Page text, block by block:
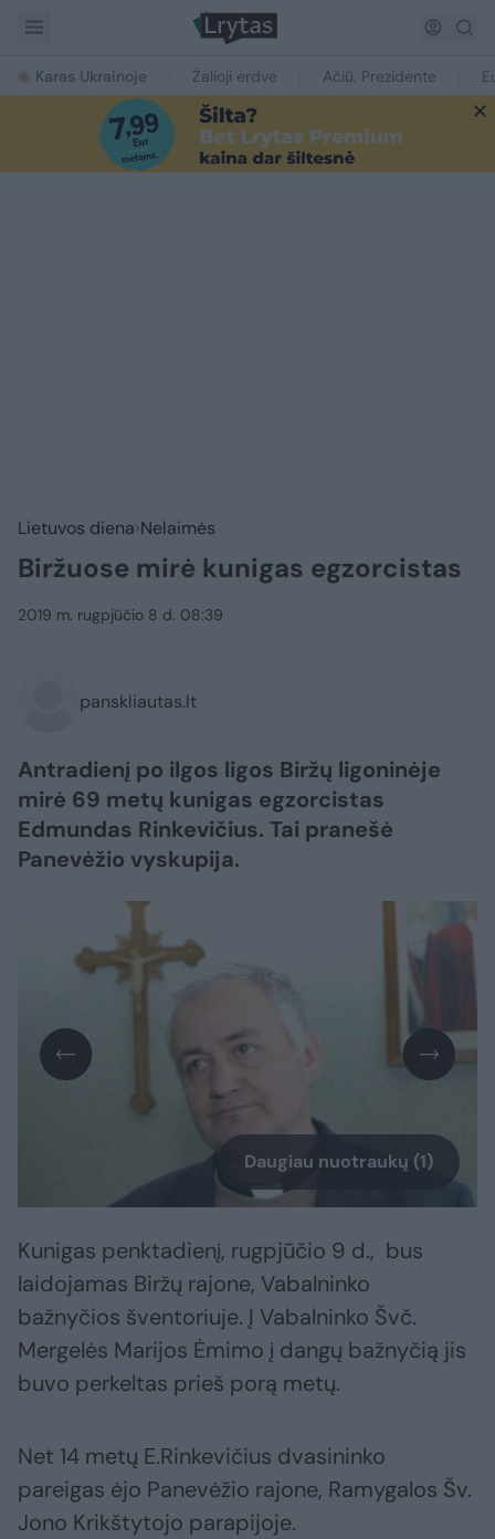
Karas Ukrainoje Žalioji erdvė Ačiū, Prezidente
Lietuvos diena Nelaimės
Biržuose mirė kunigas egzorcistas
2019 m. rugpjūčio 8 d. 08:39
panskliautas.lt
Antradienį po ilgos ligos Biržų ligoninėje
mirė 69 metų kunigas egzorcistas
Edmundas Rinkevičius. Tai pranešė
Panevėžio vyskupija.
Daugiau nuotraukų (1)
Kunigas penktadienį, rugpjūčio 9 d., bus
laidojamas Biržų rajone, Vabalninko
bažnyčios šventoriuje. Į Vabalninko Švč.
Mergelės Marijos Ėmimo į dangų bažnyčią jis
buvo perkeltas prieš porą metų.
Net 14 metų E.Rinkevičius dvasininko
pareigas ėjo Panevėžio rajone, Ramygalos Šv.
Jono Krikštytojo parapijoje.